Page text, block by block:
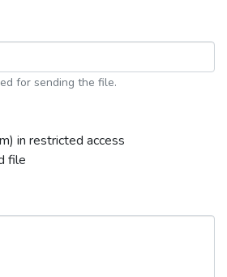
for sending the file.
in restricted access
file